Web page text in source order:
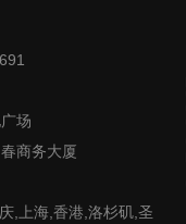
场
商务大厦
,上海,香港,洛杉矶,圣